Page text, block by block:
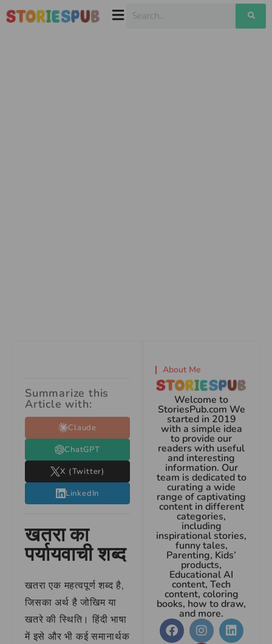
Summarize this
Article with:
Claude
ChatGPT
X (Twitter)
LinkedIn
खतरा का
पर्यायवाची शब्द
खतरा एक महत्वपूर्ण शब्द है,
जिसका अर्थ है जोखिम या
खतरे की स्थिति। हिंदी भाषा
में इसे और भी कई समानार्थक
About Me
Welcome to
StoriesPub.com We
started in 2019
with a simple idea
to provide our
readers with useful
and interesting
information. Our
team is dedicated to
curating a wide
range of captivating
content in different
categories,
including
inspirational stories,
funny tales,
Parenting, Kids’
products,
Educational AI
content, Tech
content, coloring
books, how to draw,
and more.